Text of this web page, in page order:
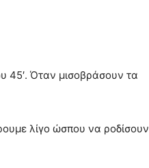
45′. Όταν μισοβράσουν τα
λίγο ώσπου να ροδίσουν